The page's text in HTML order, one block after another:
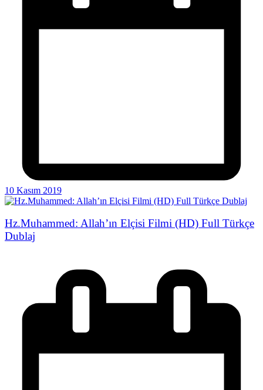
10 Kasım 2019
Hz.Muhammed: Allah’ın Elçisi Filmi (HD) Full Türkçe
Dublaj